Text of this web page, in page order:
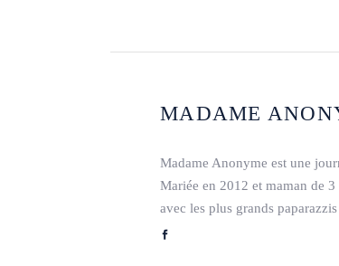
MADAME
Madame Anonyme est une
Mariée en 2012 et maman de
avec les plus grands